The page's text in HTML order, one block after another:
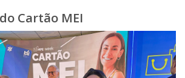
Cartão MEI